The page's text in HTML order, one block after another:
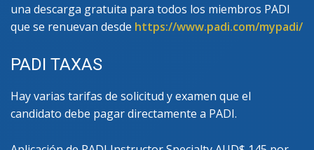
una descarga gratuita para todos los miembros PADI
que se renuevan desde https://www.padi.com/mypadi/
PADI TAXAS
Hay varias tarifas de solicitud y examen que el
candidato debe pagar directamente a PADI.